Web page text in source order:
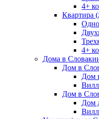
4+
Квартира
4+
Дома в
Дом в
Дом
Дом в
Дом